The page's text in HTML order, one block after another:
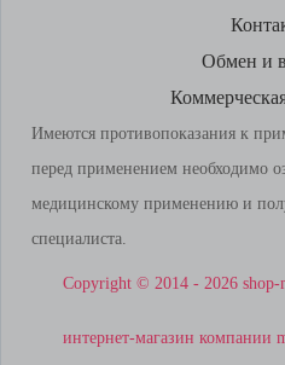
Обмен и
Имеются противопоказания к
перед применением необходимо
медицинскому применению и
специалиста.
Copyright © 2014 - 2026
интернет-магазин компании